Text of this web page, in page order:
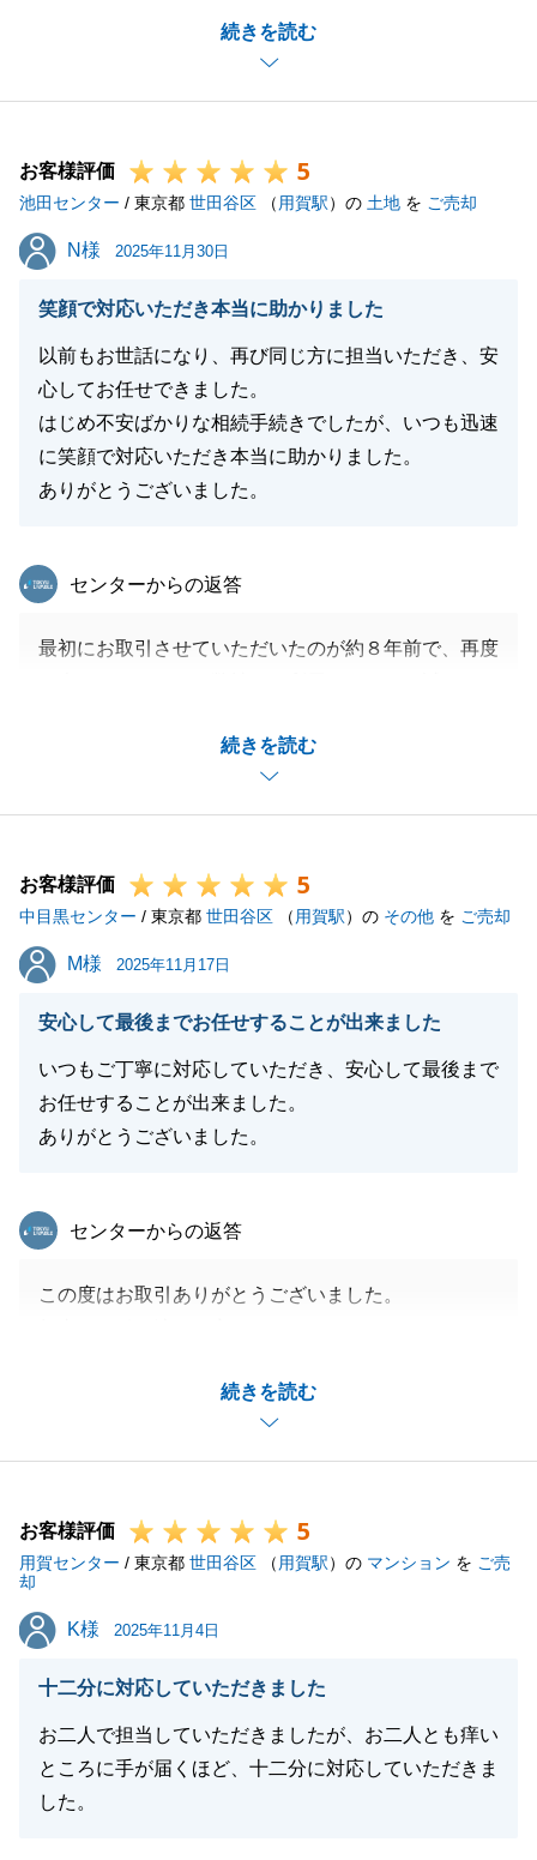
続きを読む
大変嬉しく思っております。
ご多忙のところ、迅速にご対応いただきまして誠にあ
りがとうございました。
さい。今後とも、よろしくお願いいたします。
お客様評価 5
池田センター / 東京都 世田谷区 （ 用賀駅）の 土地 を ご売却
N様
N様 2025年11月30日
笑顔で対応いただき本当に助かりました
以前もお世話になり、再び同じ方に担当いただき、安
心してお任せできました。
はじめ不安ばかりな相続手続きでしたが、いつも迅速
に笑顔で対応いただき本当に助かりました。
ありがとうございました。
続きを読む
東急リバブル
センターからの返答
最初にお取引させていただいたのが約８年前で、再度
また嬉しいお言葉もありがとうございます。
こちらこそ遠方にもかかわらず、N様が迅速にご対応
いただいた結果、無事にお取引が終了できたと思いま
引き続き、よろしくお願いいたします。
お客様評価 5
中目黒センター / 東京都 世田谷区 （ 用賀駅）の その他 を ご売却
M様
M様 2025年11月17日
安心して最後までお任せすることが出来ました
いつもご丁寧に対応していただき、安心して最後まで
お任せすることが出来ました。
ありがとうございました。
続きを読む
東急リバブル
センターからの返答
この度はお取引ありがとうございました。
閉じる
お客様評価 5
用賀センター / 東京都 世田谷区 （ 用賀駅）の マンション を ご売
却
K様
K様 2025年11月4日
十二分に対応していただきました
お二人で担当していただきましたが、お二人とも痒い
ところに手が届くほど、十二分に対応していただきま
した。